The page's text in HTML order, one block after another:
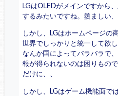
LGはOLEDがメインですから
するみたいですね。羨ましい、
しかし、LGはホームページの
世界でしっかりと統一して欲し
なんか国によってバラバラで
報が得られないのは困りもの
だけに、、
しかし、LGはゲーム機能面で